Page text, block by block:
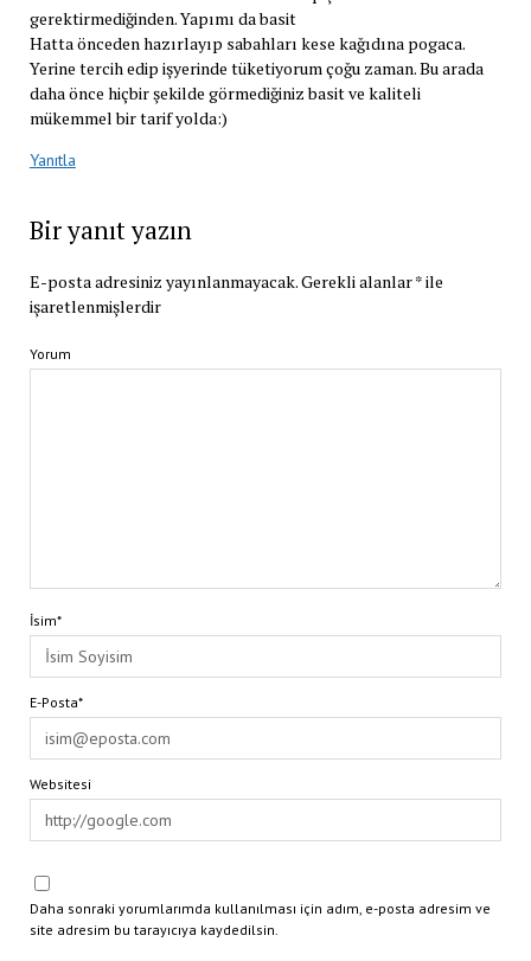
gerektirmediğinden. Yapımı da basit
Hatta önceden hazırlayıp sabahları kese kağıdına pogaca.
Yerine tercih edip işyerinde tüketiyorum çoğu zaman. Bu arada
daha önce hiçbir şekilde görmediğiniz basit ve kaliteli
mükemmel bir tarif yolda:)
Yanıtla
Bir yanıt yazın
E-posta adresiniz yayınlanmayacak.Gerekli alanlar*ile
işaretlenmişlerdir
Yorum
İsim*
E-Posta*
Websitesi
Daha sonraki yorumlarımda kullanılması için adım, e-posta adresim ve
site adresim bu tarayıcıya kaydedilsin.